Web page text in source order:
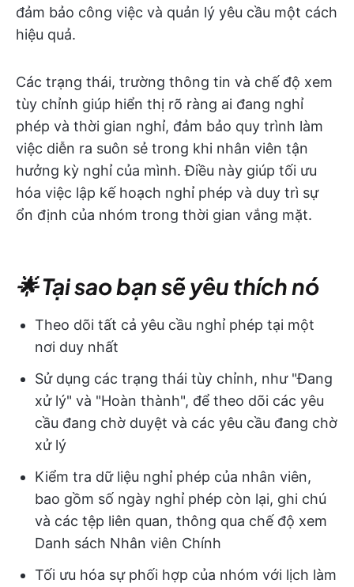
đảm bảo công việc và quản lý yêu cầu một cách
hiệu quả.
Các trạng thái, trường thông tin và chế độ xem
tùy chỉnh giúp hiển thị rõ ràng ai đang nghỉ
phép và thời gian nghỉ, đảm bảo quy trình làm
việc diễn ra suôn sẻ trong khi nhân viên tận
hưởng kỳ nghỉ của mình. Điều này giúp tối ưu
hóa việc lập kế hoạch nghỉ phép và duy trì sự
ổn định của nhóm trong thời gian vắng mặt.
🌟 Tại sao bạn sẽ yêu thích nó
Theo dõi tất cả yêu cầu nghỉ phép tại một
nơi duy nhất
Sử dụng các trạng thái tùy chỉnh, như "Đang
xử lý" và "Hoàn thành", để theo dõi các yêu
cầu đang chờ duyệt và các yêu cầu đang chờ
xử lý
Kiểm tra dữ liệu nghỉ phép của nhân viên,
bao gồm số ngày nghỉ phép còn lại, ghi chú
và các tệp liên quan, thông qua chế độ xem
Danh sách Nhân viên Chính
Tối ưu hóa sự phối hợp của nhóm với lịch làm